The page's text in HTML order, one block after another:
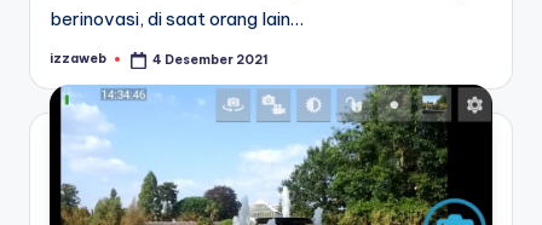
berinovasi, di saat orang lain…
Posted
izzaweb 4 Desember 2021